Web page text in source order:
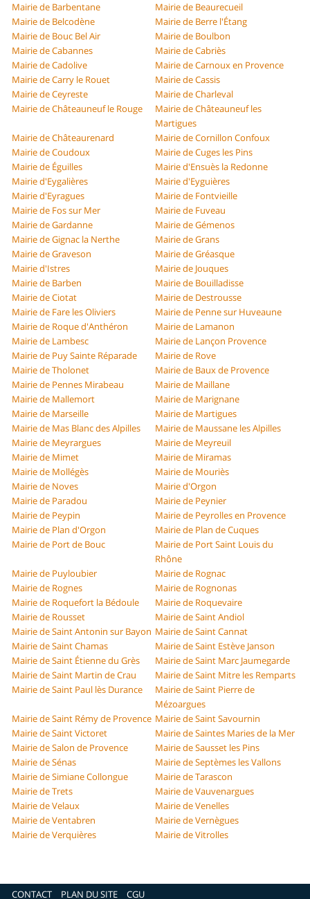
Mairie de Barbentane
Mairie de Beaurecueil
Mairie de Belcodène
Mairie de Berre l'Étang
Mairie de Bouc Bel Air
Mairie de Boulbon
Mairie de Cabannes
Mairie de Cabriès
Mairie de Cadolive
Mairie de Carnoux en Provence
Mairie de Carry le Rouet
Mairie de Cassis
Mairie de Ceyreste
Mairie de Charleval
Mairie de Châteauneuf le Rouge
Mairie de Châteauneuf les
Martigues
Mairie de Châteaurenard
Mairie de Cornillon Confoux
Mairie de Coudoux
Mairie de Cuges les Pins
Mairie de Éguilles
Mairie d'Ensuès la Redonne
Mairie d'Eygalières
Mairie d'Eyguières
Mairie d'Eyragues
Mairie de Fontvieille
Mairie de Fos sur Mer
Mairie de Fuveau
Mairie de Gardanne
Mairie de Gémenos
Mairie de Gignac la Nerthe
Mairie de Grans
Mairie de Graveson
Mairie de Gréasque
Mairie d'Istres
Mairie de Jouques
Mairie de Barben
Mairie de Bouilladisse
Mairie de Ciotat
Mairie de Destrousse
Mairie de Fare les Oliviers
Mairie de Penne sur Huveaune
Mairie de Roque d'Anthéron
Mairie de Lamanon
Mairie de Lambesc
Mairie de Lançon Provence
Mairie de Puy Sainte Réparade
Mairie de Rove
Mairie de Tholonet
Mairie de Baux de Provence
Mairie de Pennes Mirabeau
Mairie de Maillane
Mairie de Mallemort
Mairie de Marignane
Mairie de Marseille
Mairie de Martigues
Mairie de Mas Blanc des Alpilles
Mairie de Maussane les Alpilles
Mairie de Meyrargues
Mairie de Meyreuil
Mairie de Mimet
Mairie de Miramas
Mairie de Mollégès
Mairie de Mouriès
Mairie de Noves
Mairie d'Orgon
Mairie de Paradou
Mairie de Peynier
Mairie de Peypin
Mairie de Peyrolles en Provence
Mairie de Plan d'Orgon
Mairie de Plan de Cuques
Mairie de Port de Bouc
Mairie de Port Saint Louis du
Rhône
Mairie de Puyloubier
Mairie de Rognac
Mairie de Rognes
Mairie de Rognonas
Mairie de Roquefort la Bédoule
Mairie de Roquevaire
Mairie de Rousset
Mairie de Saint Andiol
Mairie de Saint Antonin sur Bayon Mairie de Saint Cannat
Mairie de Saint Chamas
Mairie de Saint Estève Janson
Mairie de Saint Étienne du Grès
Mairie de Saint Marc Jaumegarde
Mairie de Saint Martin de Crau
Mairie de Saint Mitre les Remparts
Mairie de Saint Paul lès Durance
Mairie de Saint Pierre de
Mézoargues
Mairie de Saint Rémy de Provence Mairie de Saint Savournin
Mairie de Saint Victoret
Mairie de Saintes Maries de la Mer
Mairie de Salon de Provence
Mairie de Sausset les Pins
Mairie de Sénas
Mairie de Septèmes les Vallons
Mairie de Simiane Collongue
Mairie de Tarascon
Mairie de Trets
Mairie de Vauvenargues
Mairie de Velaux
Mairie de Venelles
Mairie de Ventabren
Mairie de Vernègues
Mairie de Verquières
Mairie de Vitrolles
CONTACT PLAN DU SITE CGU